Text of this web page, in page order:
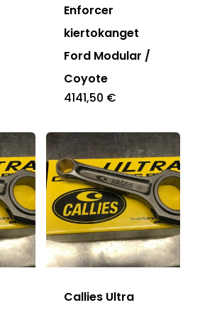
Enforcer
kiertokanget
Ford Modular /
Coyote
4141,50 €
Callies Ultra